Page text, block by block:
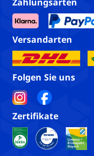
Versandarten
Folgen Sie uns
Zertifikate